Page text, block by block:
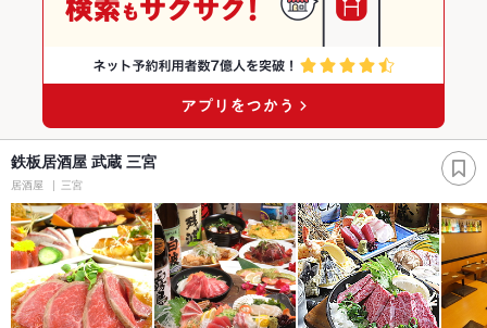
鉄板居酒屋 武蔵 三宮
居酒屋 三宮